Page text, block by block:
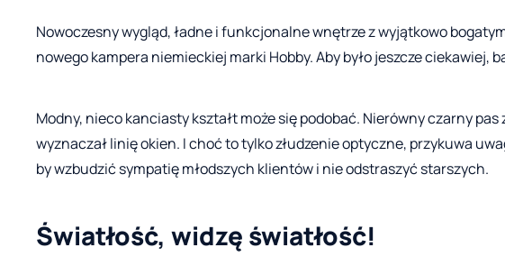
Nowoczesny wygląd, ładne i funkcjonalne wnętrze z wyjątkowo
nowego kampera niemieckiej marki Hobby. Aby było jeszcze ciekawiej,
Modny, nieco kanciasty kształt może się podobać. Nierówny czarny
wyznaczał linię okien. I choć to tylko złudzenie optyczne, przykuwa
by wzbudzić sympatię młodszych klientów i nie odstraszyć starszych.
Światłość, widzę światłość!